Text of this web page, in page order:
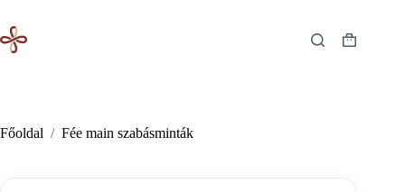
content
Shopping
Főoldal / Fée main szabásminták